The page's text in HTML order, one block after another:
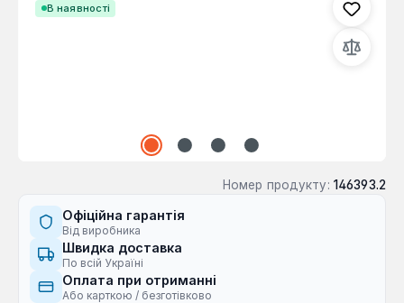
В наявності
Номер продукту: 146393.2
Офіційна гарантія
Від виробника
Швидка доставка
По всій Україні
Оплата при отриманні
Або карткою / безготівково